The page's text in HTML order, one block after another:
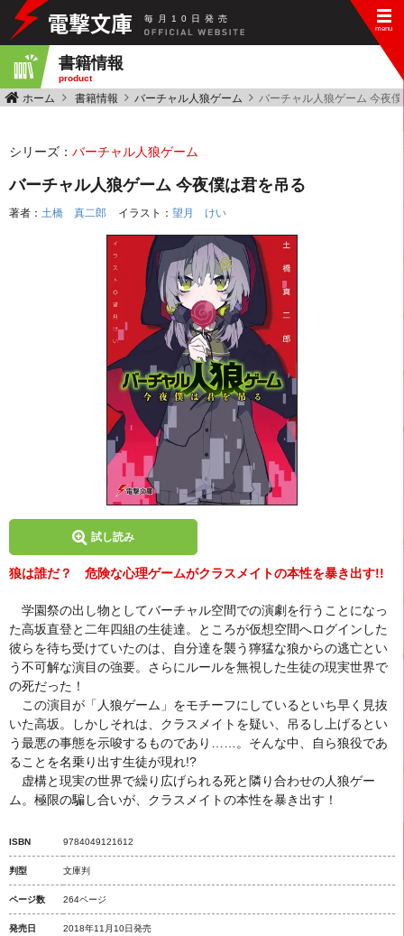
毎 月 10 日 発 売
書籍情報
product
ホーム 書籍情報 バーチャル人狼ゲーム バーチャル人狼ゲーム 今夜
シリーズ： バーチャル人狼ゲーム
バーチャル人狼ゲーム 今夜僕は君を吊る
著者： 土橋 真二郎 イラスト： 望月 けい
試し読み
狼は誰だ？ 危険な心理ゲームがクラスメイトの本性を暴き出す!!
学園祭の出し物としてバーチャル空間での演劇を行うことになっ
た高坂直登と二年四組の生徒達。ところが仮想空間へログインした
彼らを待ち受けていたのは、自分達を襲う獰猛な狼からの逃亡とい
う不可解な演目の強要。さらにルールを無視した生徒の現実世界で
の死だった！
この演目が「人狼ゲーム」をモチーフにしているといち早く見抜
いた高坂。しかしそれは、クラスメイトを疑い、吊るし上げるとい
う最悪の事態を示唆するものであり……。そんな中、自ら狼役であ
ることを名乗り出す生徒が現れ!?
虚構と現実の世界で繰り広げられる死と隣り合わせの人狼ゲー
ム。極限の騙し合いが、クラスメイトの本性を暴き出す！
ISBN 9784049121612
判型 文庫判
ページ数 264ページ
発売日 2018年11月10日発売